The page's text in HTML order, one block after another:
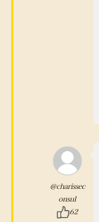
@charissec
onsul
62